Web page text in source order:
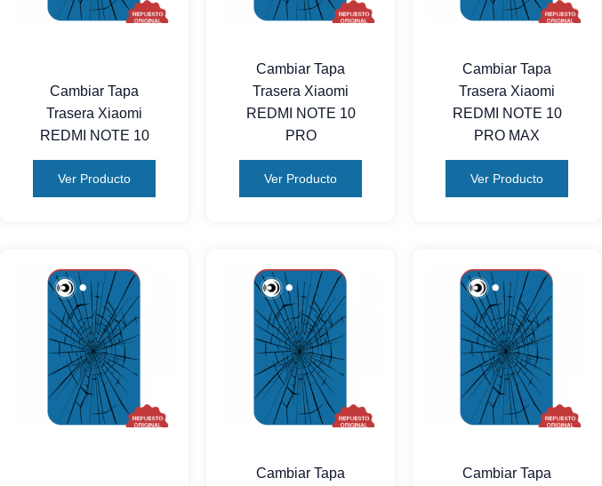
Cambiar Tapa
Trasera Xiaomi
REDMI NOTE 10
Ver Producto
Cambiar Tapa
Trasera Xiaomi
REDMI NOTE 10
PRO
Ver Producto
Cambiar Tapa
Trasera Xiaomi
REDMI NOTE 10
PRO MAX
Ver Producto
Cambiar Tapa
Cambiar Tapa